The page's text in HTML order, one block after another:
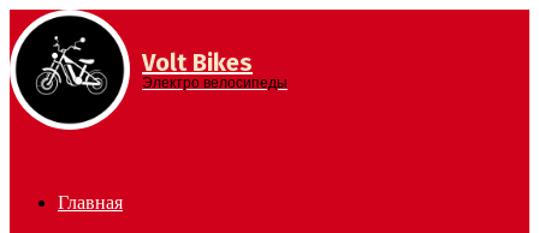
Menu Volt Bikes
Электро велосипеды
Главная